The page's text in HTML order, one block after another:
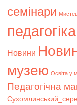
семінари
педагогіка
Новини
музею Освіта у
Педагогічна